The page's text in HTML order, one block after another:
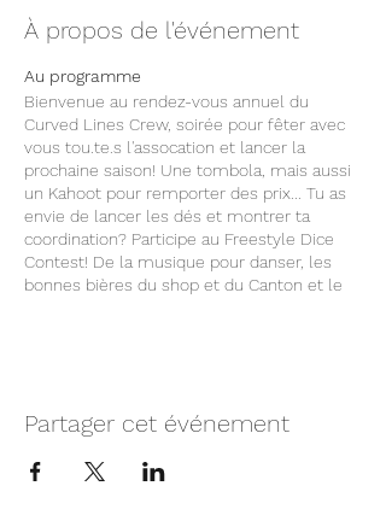
À propos de l'événement
Au programme
Bienvenue au rendez-vous annuel du
Curved Lines Crew, soirée pour fêter avec
vous tou.te.s l'assocation et lancer la
prochaine saison! Une tombola, mais aussi
un Kahoot pour remporter des prix... Tu as
envie de lancer les dés et montrer ta
coordination? Participe au Freestyle Dice
Contest! De la musique pour danser, les
bonnes bières du shop et du Canton et le
soirée et mettre le zbeul! Nous comptons
rideuses et riders qui font l'esprit de notre
Partager cet événement